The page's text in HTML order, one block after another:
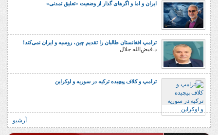
ایران و اما و اگرهای گذار از وضعیت «تعلیق تمدنی»
ترامپ افغانستان طالبان را تقدیم چین، روسیه و ایران نمی‌کند!
د.فیض‌الله جلال
ترامپ و کلاف پیچیده ترکیه در سوریه و اوکراین
آرشیو